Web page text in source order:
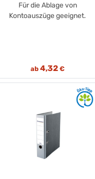
Für die Ablage von
Kontoauszüge geeignet.
ab4,32 €